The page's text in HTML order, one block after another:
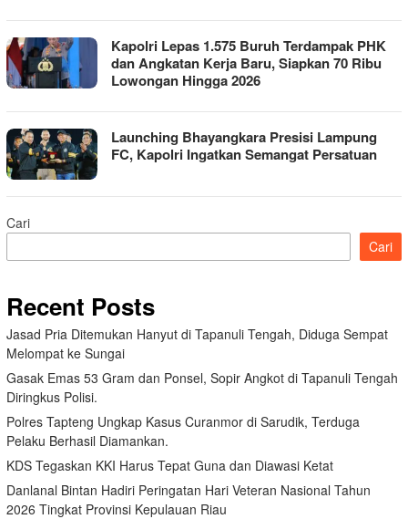
Kapolri Lepas 1.575 Buruh Terdampak PHK
dan Angkatan Kerja Baru, Siapkan 70 Ribu
Lowongan Hingga 2026
Launching Bhayangkara Presisi Lampung
FC, Kapolri Ingatkan Semangat Persatuan
Cari
Cari
Recent Posts
Jasad Pria Ditemukan Hanyut di Tapanuli Tengah, Diduga Sempat
Melompat ke Sungai
Gasak Emas 53 Gram dan Ponsel, Sopir Angkot di Tapanuli Tengah
Diringkus Polisi.
Polres Tapteng Ungkap Kasus Curanmor di Sarudik, Terduga
Pelaku Berhasil Diamankan.
KDS Tegaskan KKI Harus Tepat Guna dan Diawasi Ketat
Danlanal Bintan Hadiri Peringatan Hari Veteran Nasional Tahun
2026 Tingkat Provinsi Kepulauan Riau